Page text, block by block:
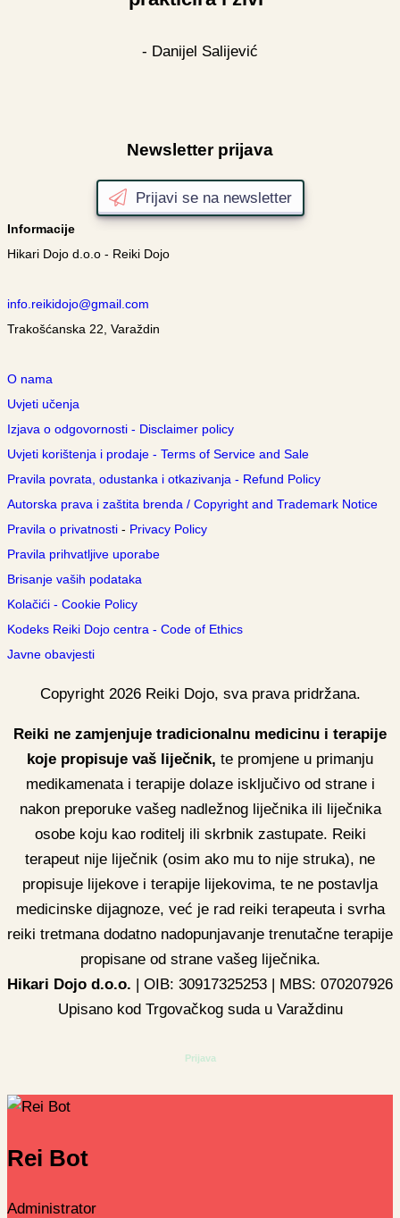
- Danijel Salijević
Newsletter prijava
Prijavi se na newsletter
Informacije
Hikari Dojo d.o.o - Reiki Dojo
info.reikidojo@gmail.com
Trakošćanska 22, Varaždin
O nama
Uvjeti učenja
Izjava o odgovornosti - Disclaimer policy
Uvjeti korištenja i prodaje - Terms of Service and Sale
Pravila povrata, odustanka i otkazivanja - Refund Policy
Autorska prava i zaštita brenda / Copyright and Trademark Notice
Pravila o privatnosti - Privacy Policy
Pravila prihvatljive uporabe
Brisanje vaših podataka
Kolačići - Cookie Policy
Kodeks Reiki Dojo centra - Code of Ethics
Javne obavjesti
Copyright 2026 Reiki Dojo, sva prava pridržana.
Reiki ne zamjenjuje tradicionalnu medicinu i terapije
koje propisuje vaš liječnik, te promjene u primanju
medikamenata i terapije dolaze isključivo od strane i
nakon preporuke vašeg nadležnog liječnika ili liječnika
osobe koju kao roditelj ili skrbnik zastupate. Reiki
terapeut nije liječnik (osim ako mu to nije struka), ne
propisuje lijekove i terapije lijekovima, te ne postavlja
medicinske dijagnoze, već je rad reiki terapeuta i svrha
reiki tretmana dodatno nadopunjavanje trenutačne terapije
propisane od strane vašeg liječnika.
Hikari Dojo d.o.o. | OIB: 30917325253 | MBS: 070207926
Upisano kod Trgovačkog suda u Varaždinu
Prijava
Rei Bot
Administrator